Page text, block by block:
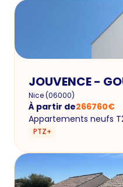
JOUVENCE -
Nice(06000)
À partir de266760€
Appartements neufs
PTZ+